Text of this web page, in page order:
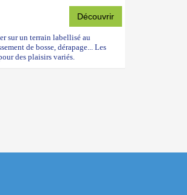
Découvrir
sur un terrain labellisé au
de bosse, dérapage... Les
des plaisirs variés.